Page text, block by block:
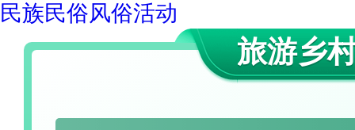
民族民俗风俗活动
旅游乡